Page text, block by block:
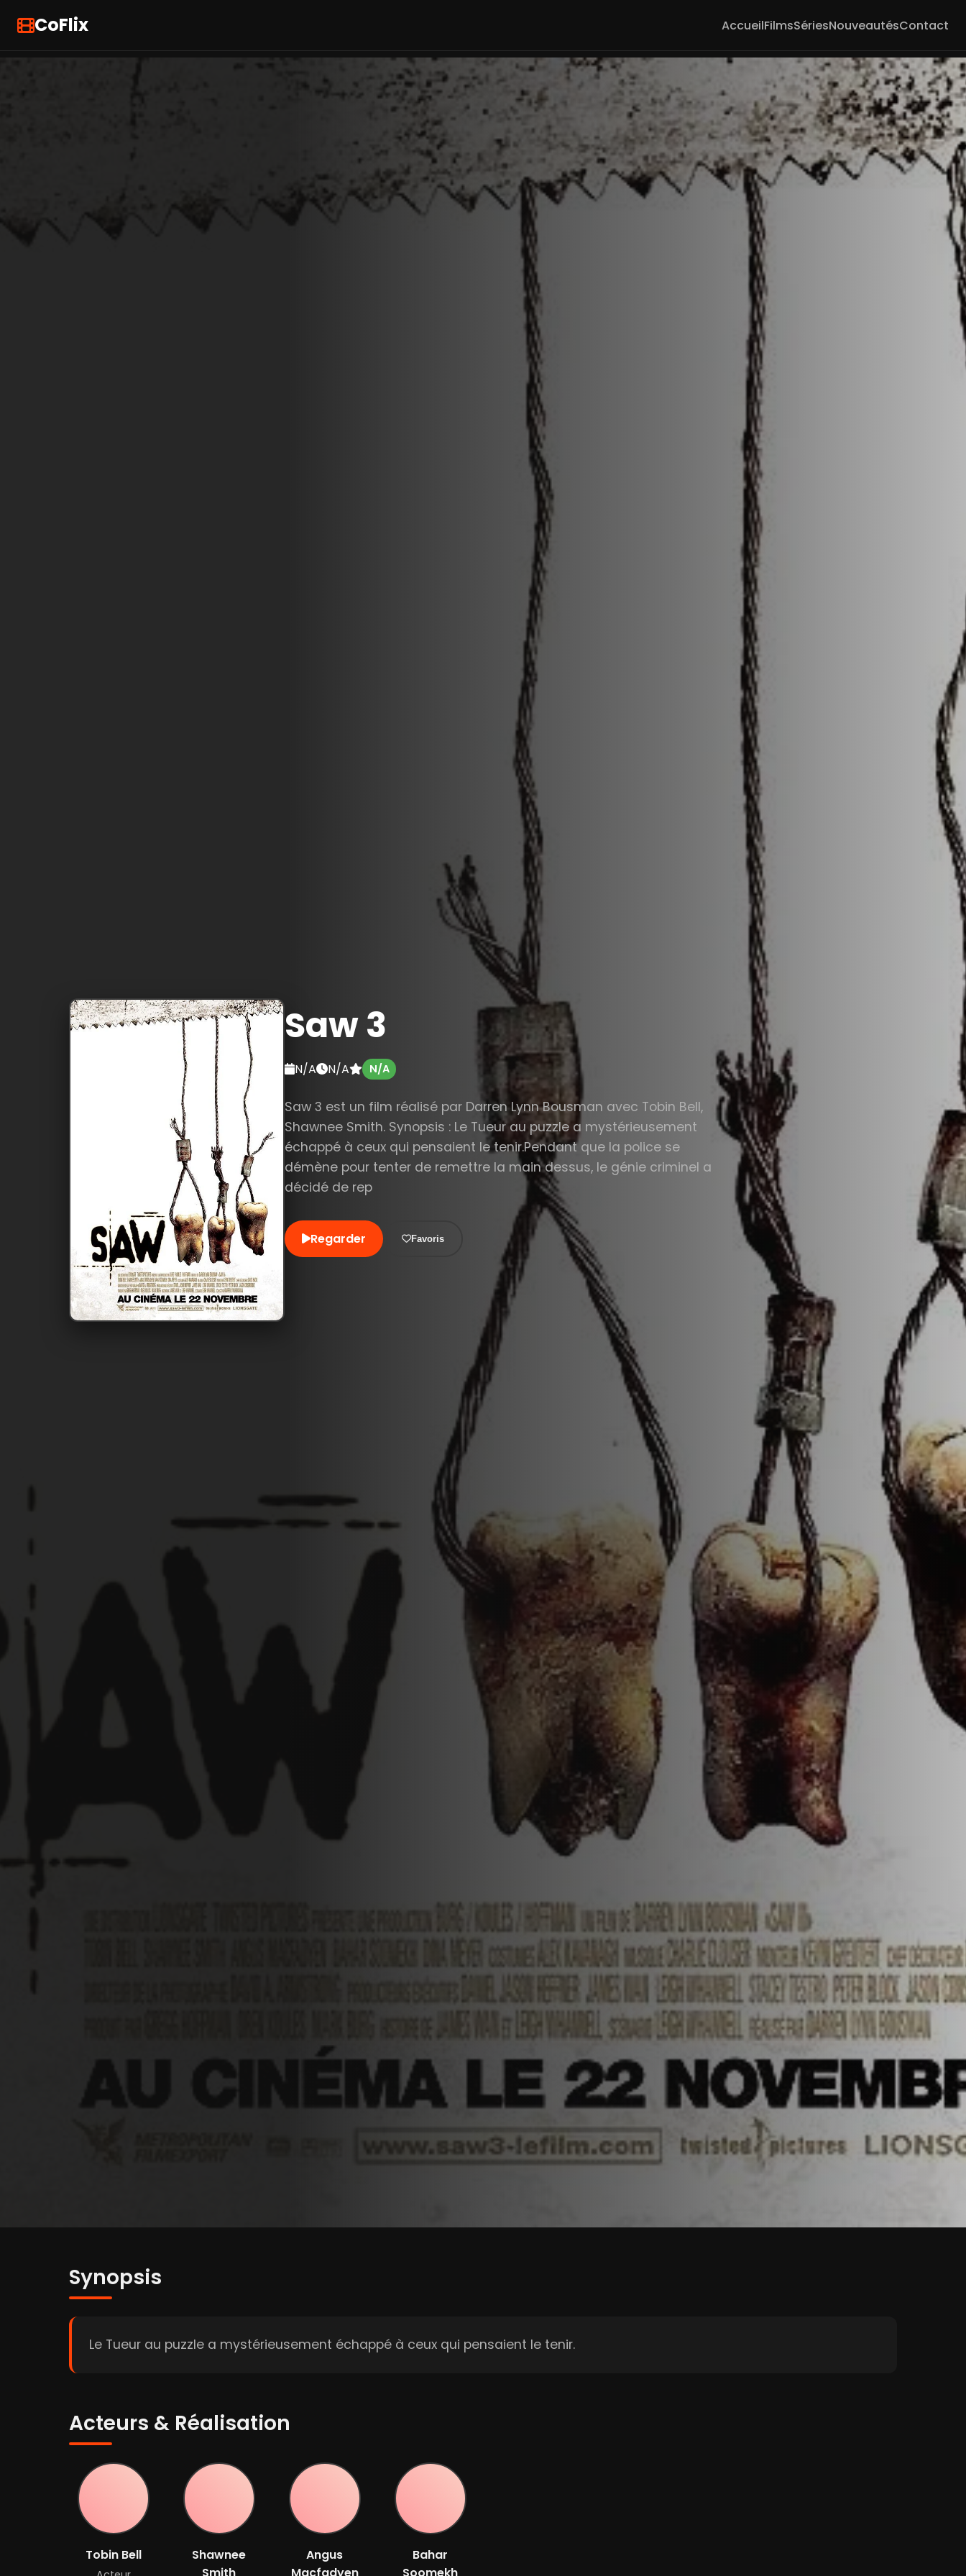
CoFlix AccueilFilmsSériesNouveautésContact
Saw 3
N/A N/A N/A
Saw 3 est un film réalisé par Darren Lynn Bousman avec Tobin Bell,
Shawnee Smith. Synopsis : Le Tueur au puzzle a mystérieusement
échappé à ceux qui pensaient le tenir.Pendant que la police se
démène pour tenter de remettre la main dessus, le génie criminel a
décidé de rep
Regarder Favoris
Synopsis
Le Tueur au puzzle a mystérieusement échappé à ceux qui pensaient le tenir.
Acteurs & Réalisation
Tobin Bell
Shawnee
Angus
Bahar